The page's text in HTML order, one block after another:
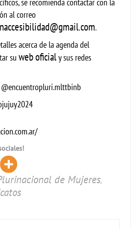
al correo
.
acerca de la agenda del
suweb oficialy sus redes
@encuentropluri.mlttbinb
de Mujeres,